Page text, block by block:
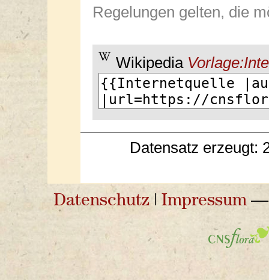
Regelungen gelten, die
Wikipedia
Datensatz erzeugt:
Datenschutz| Impressum—